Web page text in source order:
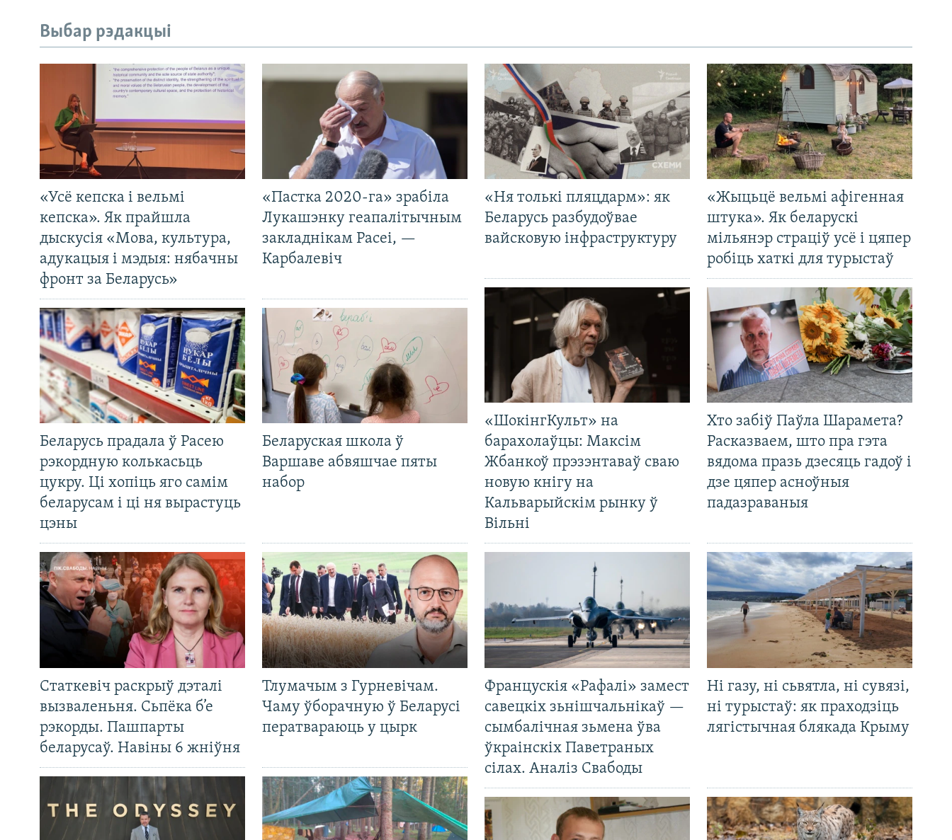
Выбар рэдакцыі
«Усё кепска і вельмі
кепска». Як прайшла
дыскусія «Мова, культура,
адукацыя і мэдыя: нябачны
фронт за Беларусь»
«Пастка 2020-га» зрабіла
Лукашэнку геапалітычным
закладнікам Расеі, —
Карбалевіч
Беларусь прадала ў Расею
рэкордную колькасьць
цукру. Ці хопіць яго самім
беларусам і ці ня вырастуць
цэны
Беларуская школа ў
Варшаве абвяшчае пяты
набор
Статкевіч раскрыў дэталі
вызваленьня. Сьпёка б’е
рэкорды. Пашпарты
беларусаў. Навіны 6 жніўня
Тлумачым з Гурневічам.
Чаму ўборачную ў Беларусі
ператвараюць у цырк
«Ня толькі пляцдарм»: як
Беларусь разбудоўвае
вайсковую інфраструктуру
«Жыцьцё вельмі афігенная
штука». Як беларускі
мільянэр страціў усё і цяпер
робіць хаткі для турыстаў
«ШокінгКульт» на
барахолаўцы: Максім
Жбанкоў прэзэнтаваў сваю
новую кнігу на
Кальварыйскім рынку ў
Вільні
Хто забіў Паўла Шарамета?
Расказваем, што пра гэта
вядома празь дзесяць гадоў і
дзе цяпер асноўныя
падазраваныя
Францускія «Рафалі» замест
савецкіх зьнішчальнікаў —
сымбалічная зьмена ўва
ўкраінскіх Паветраных
сілах. Аналіз Свабоды
Ні газу, ні сьвятла, ні сувязі,
ні турыстаў: як праходзіць
лягістычная блякада Крыму